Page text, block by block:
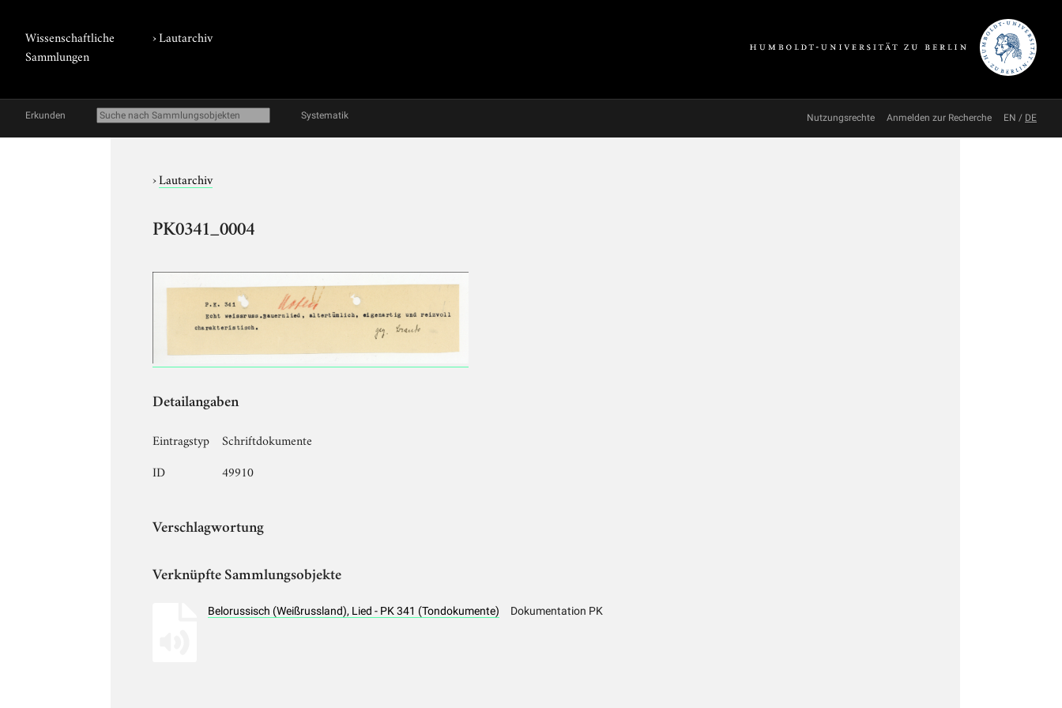
Wissenschaftliche
Sammlungen
›Lautarchiv
Erkunden Systematik Nutzungsrechte Anmelden zur Recherche EN / DE
›Lautarchiv
PK0341_0004
Detailangaben
Eintragstyp
Schriftdokumente
ID
49910
Verschlagwortung
Verknüpfte Sammlungsobjekte
Belorussisch (Weißrussland), Lied - PK 341 (Tondokumente) Dokumentation PK